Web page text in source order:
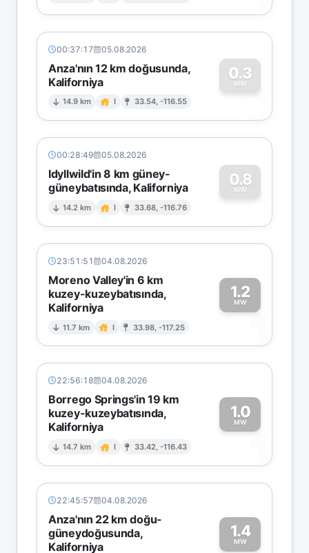
00:37:17 05.08.2026
Anza'nın 12 km doğusunda,
Kaliforniya
14.9 km I 33.54, -116.55
0.3
MW
0
00:28:49 05.08.2026
Idyllwild'in 8 km güney-
güneybatısında, Kaliforniya
14.2 km I 33.68, -116.76
0.8
MW
0
23:51:51 04.08.2026
Moreno Valley'in 6 km
kuzey-kuzeybatısında,
Kaliforniya
11.7 km I 33.98, -117.25
1.2
MW
1
22:56:18 04.08.2026
Borrego Springs'in 19 km
kuzey-kuzeybatısında,
Kaliforniya
14.7 km I 33.42, -116.43
1.0
MW
1
22:45:57 04.08.2026
Anza'nın 22 km doğu-
güneydoğusunda,
Kaliforniya
1.4
MW